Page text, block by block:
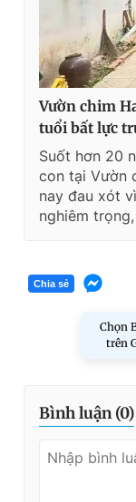
Vườn chim
tuổi bất lực
Suốt hơn 20
con tại Vườn
nay đau xót
nghiêm
Chia sẻ
Chọn
trên
Bình luận (0)